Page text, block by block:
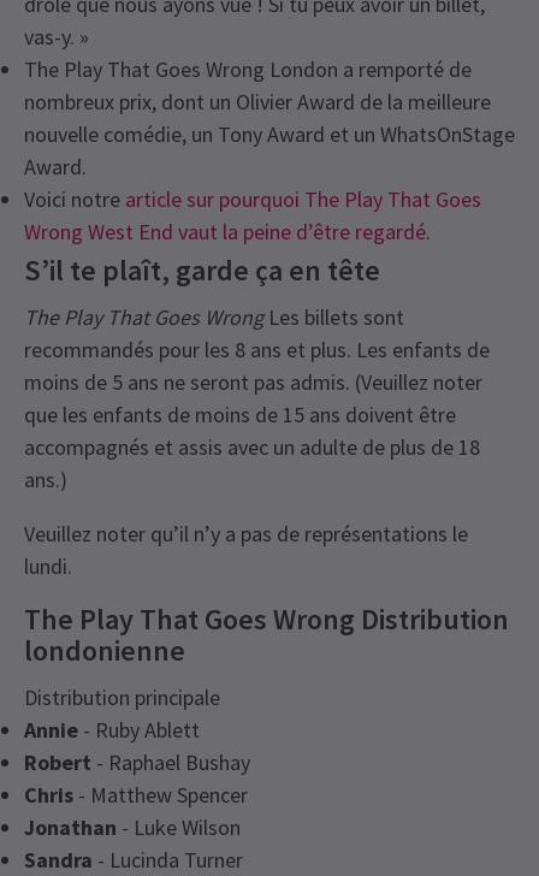
vas-y. »
The Play That Goes Wrong London a remporté de
nombreux prix, dont un Olivier Award de la meilleure
nouvelle comédie, un Tony Award et un WhatsOnStage
Award.
Voici notre article sur pourquoi The Play That Goes
Wrong West End vaut la peine d’être regardé.
S’il te plaît, garde ça en tête
The Play That Goes WrongLes billets sont
recommandés pour les 8 ans et plus. Les enfants de
moins de 5 ans ne seront pas admis. (Veuillez noter
que les enfants de moins de 15 ans doivent être
accompagnés et assis avec un adulte de plus de 18
ans.)
Veuillez noter qu’il n’y a pas de représentations le
lundi.
The Play That Goes Wrong Distribution
londonienne
Distribution principale
Annie - Ruby Ablett
Robert - Raphael Bushay
Chris - Matthew Spencer
Jonathan - Luke Wilson
Sandra - Lucinda Turner